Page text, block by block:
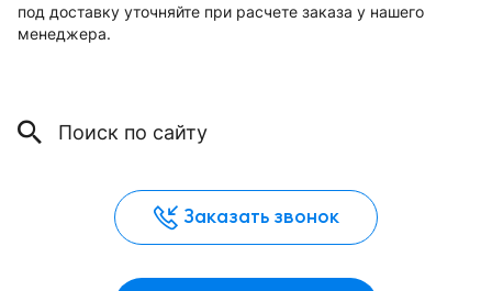
под доставку уточняйте при расчете заказа у нашего
менеджера.
Заказать звонок